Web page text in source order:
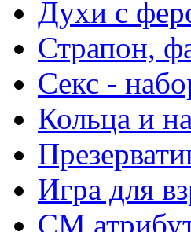
Духи с
Страпон,
Секс -
Кольца и
Игра для
СМ